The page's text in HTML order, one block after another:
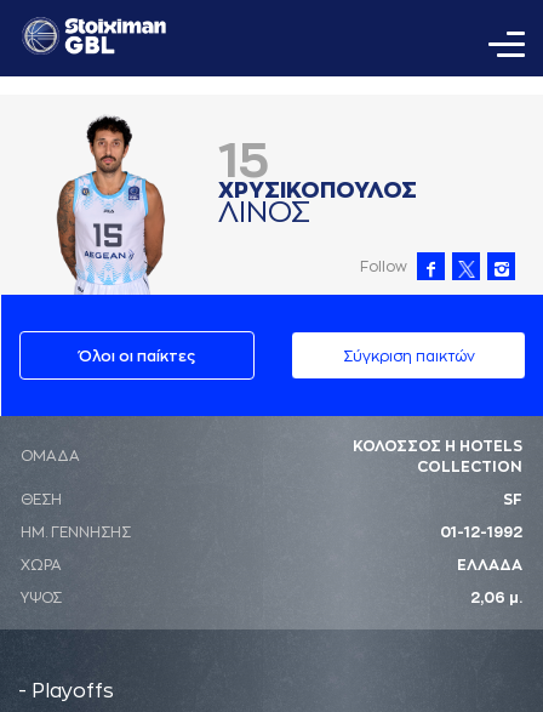
15
ΧΡΥΣΙΚΟΠΟΥΛΟΣ
ΛΙΝΟΣ
Follow
Όλοι οι παίκτες Σύγκριση παικτών
ΟΜΑΔΑ
ΚΟΛΟΣΣΟΣ H HOTELS
COLLECTION
ΘΕΣΗ SF
ΗΜ. ΓΕΝΝΗΣΗΣ 01-12-1992
ΧΩΡΑ ΕΛΛΑΔΑ
ΥΨΟΣ 2,06 μ.
- Playoffs